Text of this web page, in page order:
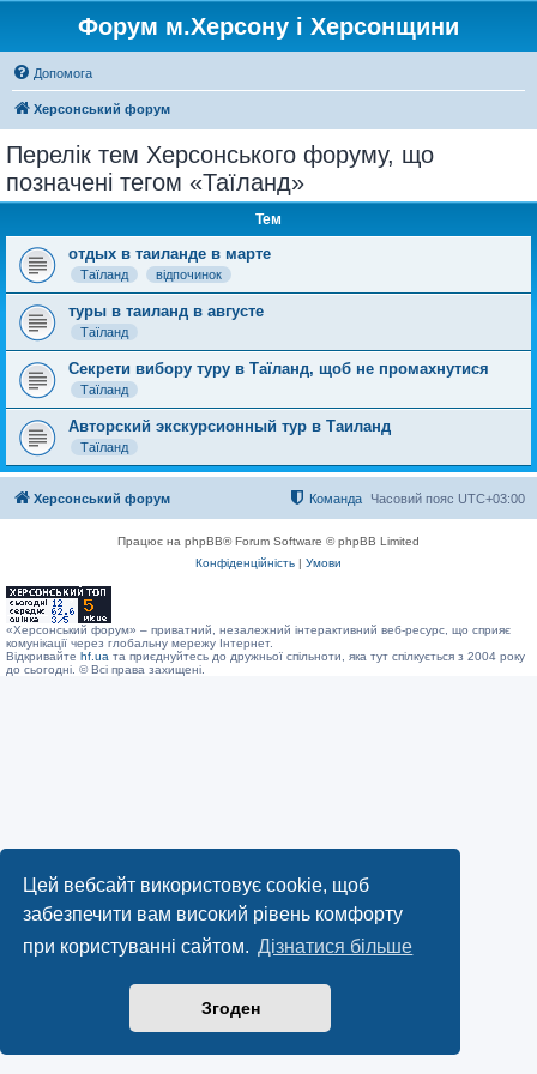
Цей вебсайт використовує cookie, щоб
забезпечити вам високий рівень комфорту
при користуванні сайтом. Дізнатися більше
Згоден
Форум м.Херсону і Херсонщини
Допомога
Херсонський форум
Перелік тем Херсонського форуму, що
позначені тегом «Таїланд»
Тем
отдых в таиланде в марте
Таїланд відпочинок
туры в таиланд в августе
Таїланд
Секрети вибору туру в Таїланд, щоб не промахнутися
Таїланд
Авторский экскурсионный тур в Таиланд
Таїланд
Херсонський форум Часовий пояс UTC+03:00
Команда
Працює на phpBB® Forum Software © phpBB Limited
Конфіденційність | Умови
«Херсонський форум» – приватний, незалежний інтерактивний веб-ресурс, що сприяє
комунікації через глобальну мережу Інтернет.
Відкривайте hf.ua та приєднуйтесь до дружньої спільноти, яка тут спілкується з 2004 року
до сьогодні. © Всі права захищені.